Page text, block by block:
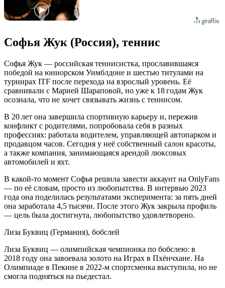
Софья Жук (Россия), теннис
Софья Жук — российская теннисистка, прославившаяся
победой на юниорском Уимблдоне и шестью титулами на
турнирах ITF после перехода на взрослый уровень. Её
сравнивали с Марией Шараповой, но уже к 18 годам Жук
осознала, что не хочет связывать жизнь с теннисом.
В 20 лет она завершила спортивную карьеру и, пережив
конфликт с родителями, попробовала себя в разных
профессиях: работала водителем, управляющей автопарком и
продавцом часов. Сегодня у неё собственный салон красоты,
а также компания, занимающаяся арендой люксовых
автомобилей и яхт.
В какой‑то момент Софья решила завести аккаунт на OnlyFans
— по её словам, просто из любопытства. В интервью 2023
года она поделилась результатами эксперимента: за пять дней
она заработала 4,5 тысячи. После этого Жук закрыла профиль
— цель была достигнута, любопытство удовлетворено.
Лиза Буквиц (Германия), бобслей
Лиза Буквиц — олимпийская чемпионка по бобслею: в
2018 году она завоевала золото на Играх в Пхёнчхане. На
Олимпиаде в Пекине в 2022‑м спортсменка выступила, но не
смогла подняться на пьедестал.